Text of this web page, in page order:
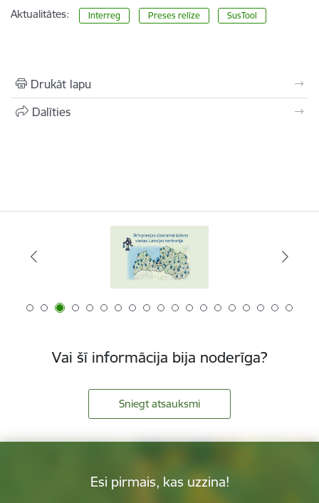
Aktualitātes: Interreg Preses relīze SusTool
Drukāt lapu
Dalīties
Vai šī informācija bija noderīga?
Sniegt atsauksmi
Esi pirmais, kas uzzina!